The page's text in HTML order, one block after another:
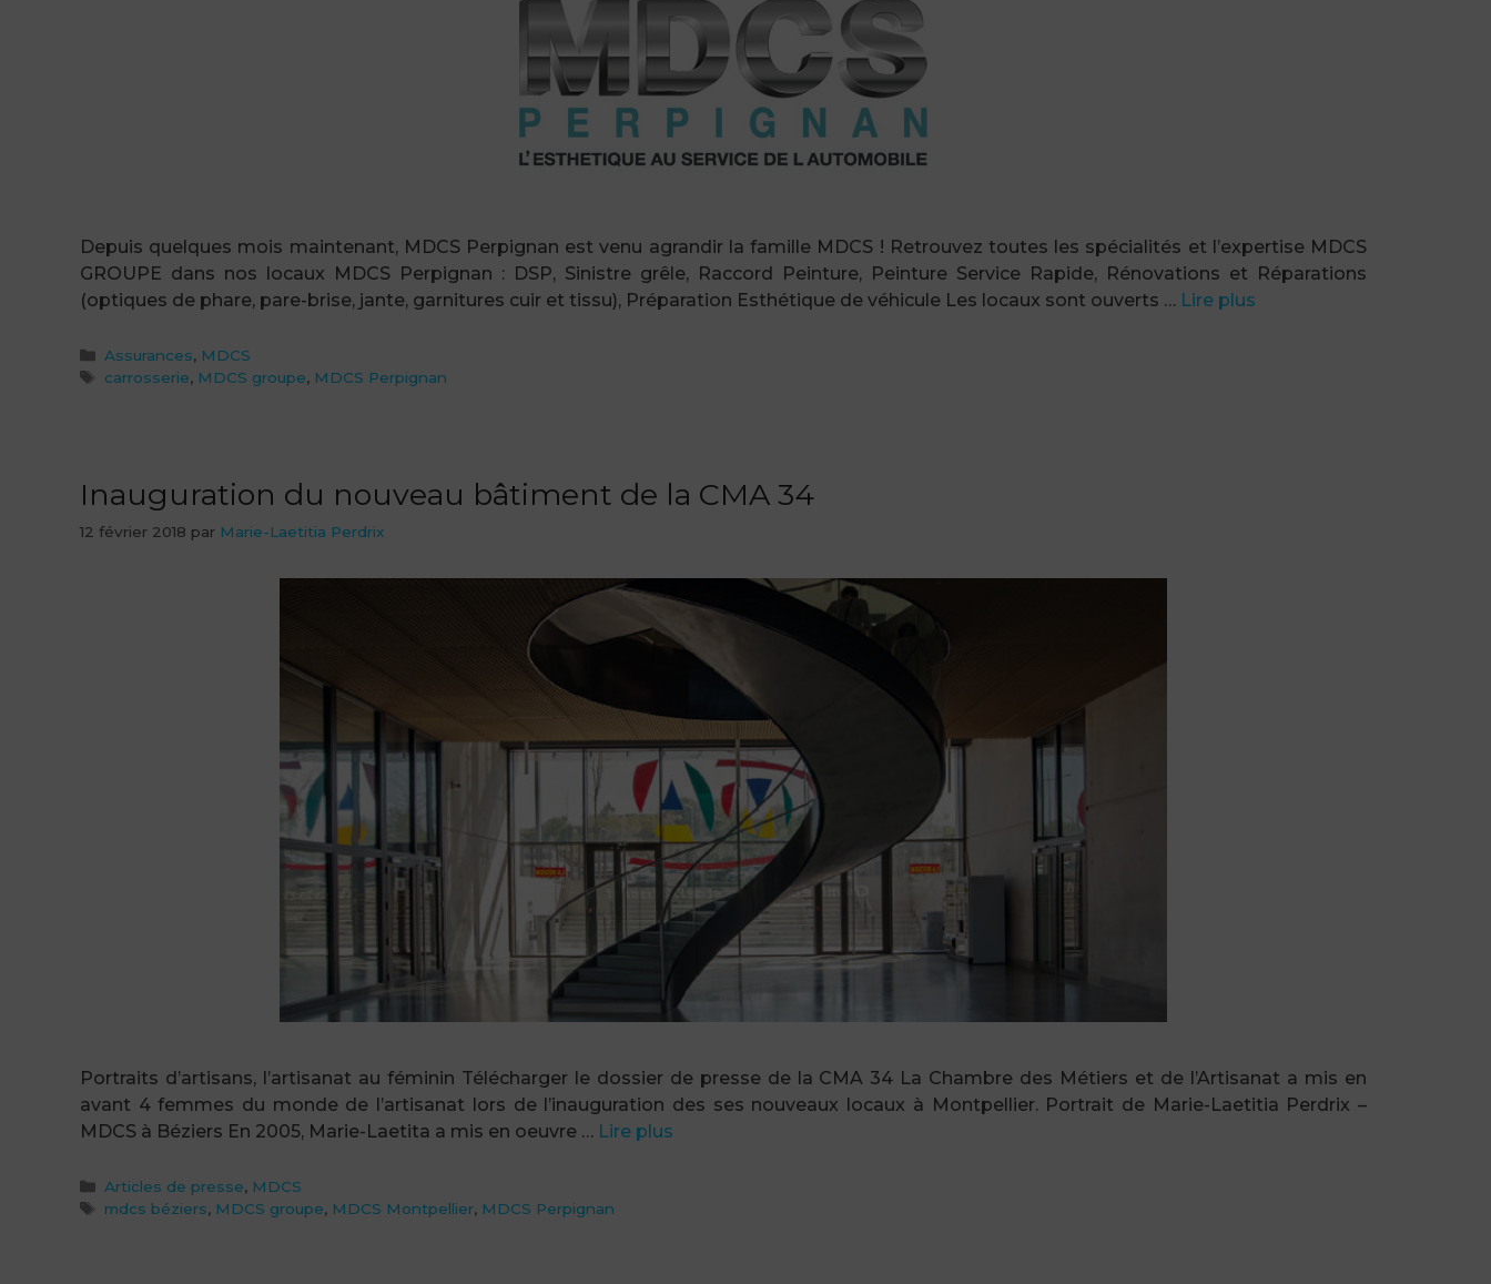
Depuis quelques mois maintenant, MDCS Perpignan est venu agrandir la famille MDCS ! Retrouvez toutes les spécialités et l’expertise MDCS
GROUPE dans nos locaux MDCS Perpignan : DSP, Sinistre grêle, Raccord Peinture, Peinture Service Rapide, Rénovations et Réparations
(optiques de phare, pare-brise, jante, garnitures cuir et tissu), Préparation Esthétique de véhicule Les locaux sont ouverts … Lire plus
Catégories
Assurances, MDCS
Étiquettes
carrosserie, MDCS groupe, MDCS Perpignan
Inauguration du nouveau bâtiment de la CMA 34
12 février 2018 par Marie-Laetitia Perdrix
Portraits d’artisans, l’artisanat au féminin Télécharger le dossier de presse de la CMA 34 La Chambre des Métiers et de l’Artisanat a mis en
avant 4 femmes du monde de l’artisanat lors de l’inauguration des ses nouveaux locaux à Montpellier. Portrait de Marie-Laetitia Perdrix –
MDCS à Béziers En 2005, Marie-Laetita a mis en oeuvre … Lire plus
Catégories
Articles de presse, MDCS
Étiquettes
mdcs béziers, MDCS groupe, MDCS Montpellier, MDCS Perpignan